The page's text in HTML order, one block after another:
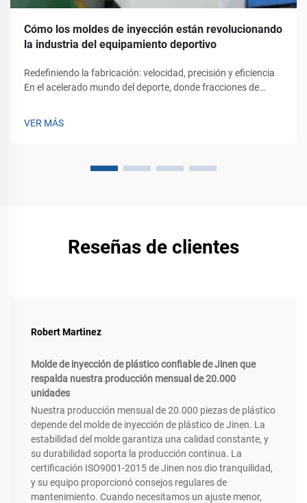
Cómo los moldes de inyección están revolucionando
la industria del equipamiento deportivo
Redefiniendo la fabricación: velocidad, precisión y eficiencia
En el acelerado mundo del deporte, donde fracciones de
victoria, el equipo en el que confían los atletas debe
VER MÁS
Reseñas de clientes
Robert Martinez
Molde de inyección de plástico confiable de Jinen que
respalda nuestra producción mensual de 20.000
unidades
Nuestra producción mensual de 20.000 piezas de plástico
depende del molde de inyección de plástico de Jinen. La
estabilidad del molde garantiza una calidad constante, y
su durabilidad soporta la producción continua. La
certificación ISO9001-2015 de Jinen nos dio tranquilidad,
y su equipo proporcionó consejos regulares de
mantenimiento. Cuando necesitamos un ajuste menor,